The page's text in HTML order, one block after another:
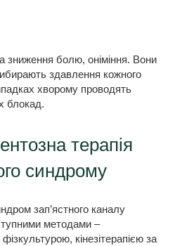
зниження болю, оніміння. Вони
здавлення кожного
хворому проводять
блокад.
терапія
синдрому
зап’ястного каналу
методами –
кінезітерапією за